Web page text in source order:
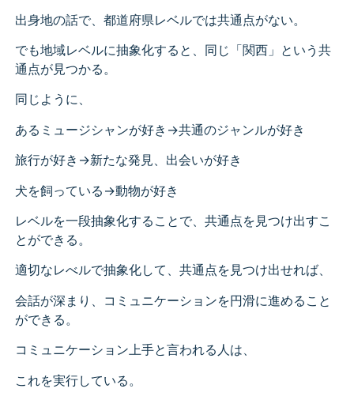
出身地の話で、都道府県レベルでは共通点がない。
でも地域レベルに抽象化すると、同じ「関西」という共
通点が見つかる。
同じように、
あるミュージシャンが好き→共通のジャンルが好き
旅行が好き→新たな発見、出会いが好き
犬を飼っている→動物が好き
レベルを一段抽象化することで、共通点を見つけ出すこ
とができる。
適切なレべルで抽象化して、共通点を見つけ出せれば、
会話が深まり、コミュニケーションを円滑に進めること
ができる。
コミュニケーション上手と言われる人は、
これを実行している。